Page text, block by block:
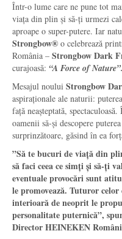
Într-o lume care ne pune tot
viața din plin și să-ți urmezi
aproape o super-putere. Iar
Strongbow® o celebrează
România – Strongbow Dark
curajoasă: “A Force of Nature”.
Mesajul noului Strongbow
aspiraționale ale naturii:
față neașteptată,
oamenii să-și descopere
surprinzătoare, găsind în ea
”Să te bucuri de viață din
să faci ceea ce simți și să-ți
eventuale provocări sunt
le promovează. Tuturor
interioară de neoprit le
personalitate puternică”,
Director HEINEKEN